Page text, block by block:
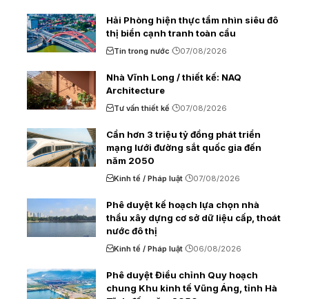
Hải Phòng hiện thực tầm nhìn siêu đô
thị biển cạnh tranh toàn cầu
Tin trong nước 07/08/2026
Nhà Vĩnh Long / thiết kế: NAQ
Architecture
Tư vấn thiết kế 07/08/2026
Cần hơn 3 triệu tỷ đồng phát triển
mạng lưới đường sắt quốc gia đến
năm 2050
Kinh tế / Pháp luật 07/08/2026
Phê duyệt kế hoạch lựa chọn nhà
thầu xây dựng cơ sở dữ liệu cấp, thoát
nước đô thị
Kinh tế / Pháp luật 06/08/2026
Phê duyệt Điều chỉnh Quy hoạch
chung Khu kinh tế Vũng Áng, tỉnh Hà